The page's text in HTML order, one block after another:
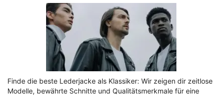
Finde die beste Lederjacke als Klassiker: Wir zeigen dir zeitlose
Modelle, bewährte Schnitte und Qualitätsmerkmale für eine